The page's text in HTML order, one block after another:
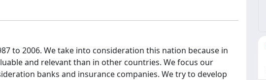
to 2006. We take into consideration this nation because in
and relevant than in other countries. We focus our
banks and insurance companies. We try to develop